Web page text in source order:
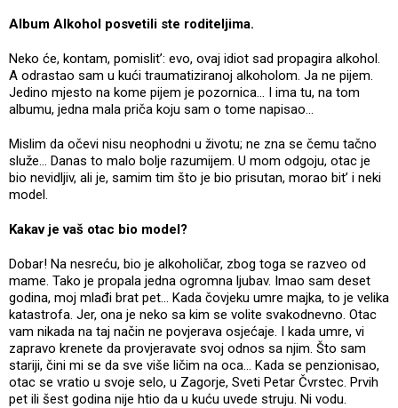
Album Alkohol posvetili ste roditeljima.
Neko će, kontam, pomislit’: evo, ovaj idiot sad propagira alkohol.
A odrastao sam u kući traumatiziranoj alkoholom. Ja ne pijem.
Jedino mjesto na kome pijem je pozornica... I ima tu, na tom
albumu, jedna mala priča koju sam o tome napisao...
Mislim da očevi nisu neophodni u životu; ne zna se čemu tačno
služe... Danas to malo bolje razumijem. U mom odgoju, otac je
bio nevidljiv, ali je, samim tim što je bio prisutan, morao bit’ i neki
model.
Kakav je vaš otac bio model?
Dobar! Na nesreću, bio je alkoholičar, zbog toga se razveo od
mame. Tako je propala jedna ogromna ljubav. Imao sam deset
godina, moj mlađi brat pet... Kada čovjeku umre majka, to je velika
katastrofa. Jer, ona je neko sa kim se volite svakodnevno. Otac
vam nikada na taj način ne povjerava osjećaje. I kada umre, vi
zapravo krenete da provjeravate svoj odnos sa njim. Što sam
stariji, čini mi se da sve više ličim na oca... Kada se penzionisao,
otac se vratio u svoje selo, u Zagorje, Sveti Petar Čvrstec. Prvih
pet ili šest godina nije htio da u kuću uvede struju. Ni vodu.